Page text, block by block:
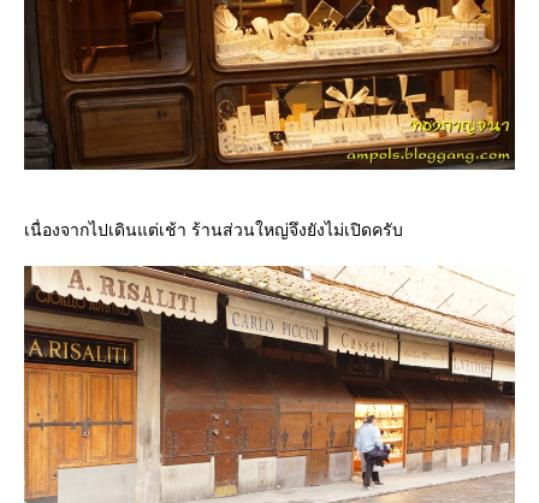
เนื่องจากไปเดินแต่เช้า ร้านส่วนใหญ่จึงยังไม่เปิดครับ